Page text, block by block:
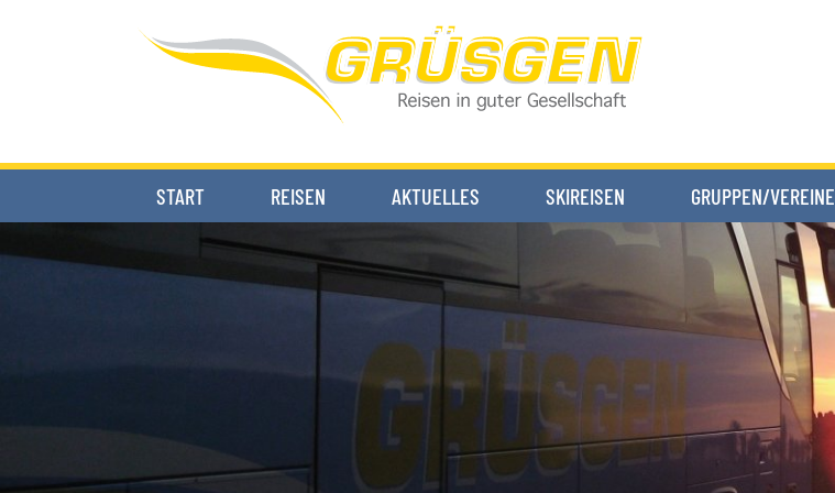
START REISEN AKTUELLES SKIREISEN GRUPPEN/VEREINE